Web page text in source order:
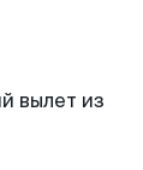
вылет из